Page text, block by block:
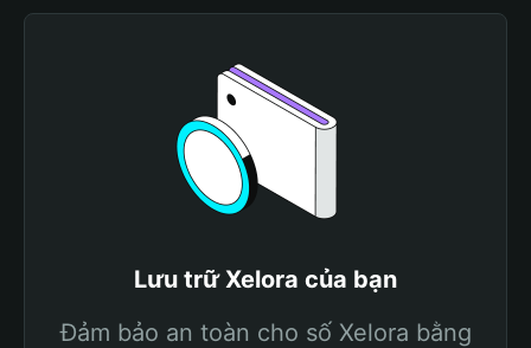
Lưu trữ Xelora của bạn
Đảm bảo an toàn cho số Xelora bằng